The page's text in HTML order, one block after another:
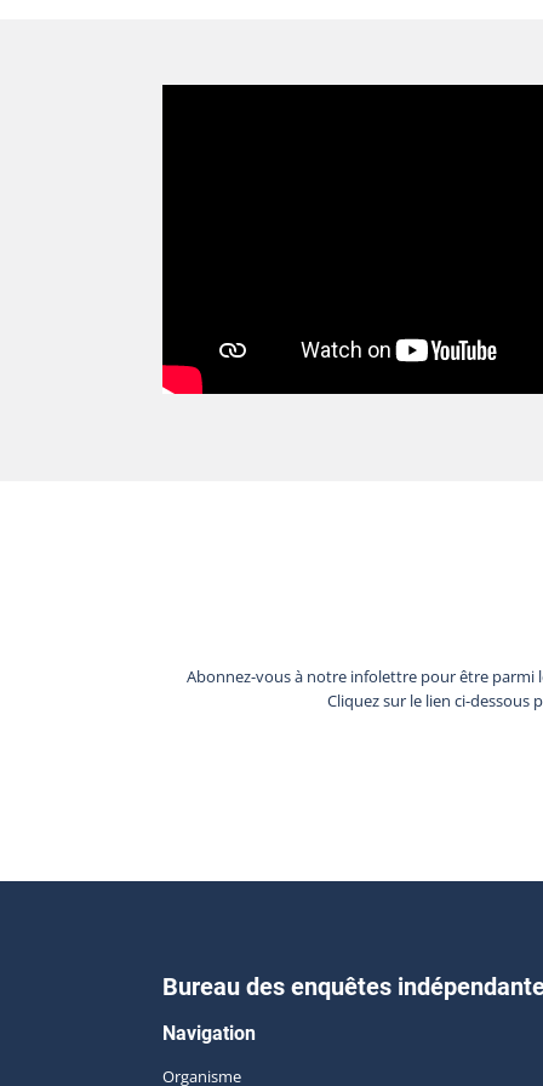
Abonnez-vous à notre infolettre pour être parmi
Cliquez sur le lien ci-dessous
Bureau des enquêtes
Navigation
Organisme